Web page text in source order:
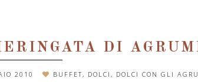
DI
2010 BUFFET, DOLCI , DOLCI CON GLI